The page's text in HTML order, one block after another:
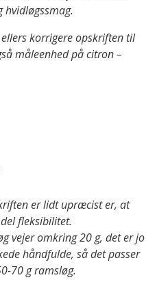
korrigere opskriften til
måleenhed på citron –
er lidt upræcist er, at
fleksibilitet.
vejer omkring 20 g, det er jo
håndfulde, så det passer
70 g ramsløg.